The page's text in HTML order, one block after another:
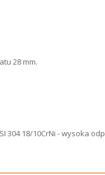
28 mm.
304 18/10CrNi - wysoka